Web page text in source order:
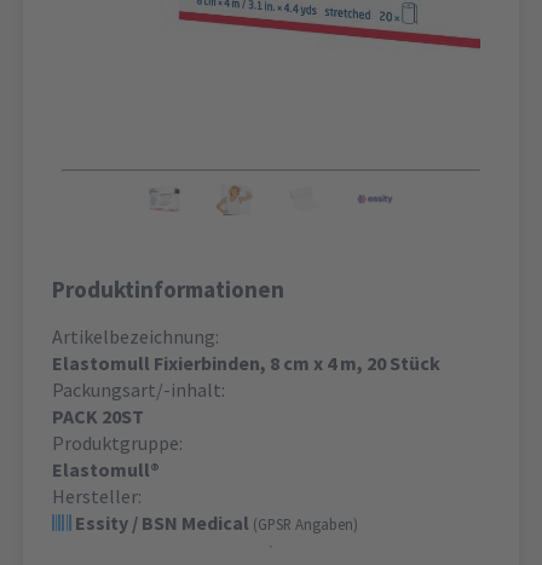
Produktinformationen
Artikelbezeichnung:
Elastomull Fixierbinden, 8 cm x 4 m, 20 Stück
Packungsart/-inhalt:
PACK 20ST
Produktgruppe:
Elastomull®
Hersteller:
Essity / BSN Medical (GPSR Angaben)